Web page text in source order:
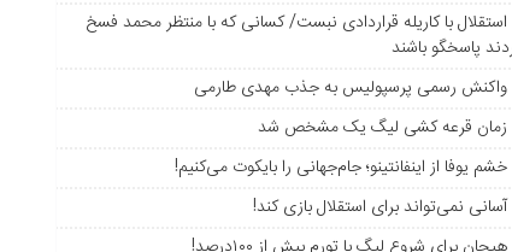
استقلال با کاریله قراردادی نبست/ کسانی که با منتظر محمد فسخ
پاسخگو باشند
واکنش رسمی پرسپولیس به جذب مهدی طارمی
زمان قرعه کشی لیگ یک مشخص شد
خشم یوفا از اینفانتینو؛ جام‌جهانی را بایکوت می‌کنیم!
آسانی نمی‌تواند برای استقلال بازی کند!